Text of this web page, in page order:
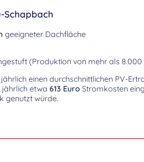
Schapbach
geeigneter Dachfläche
(Produktion von mehr als
einen durchschnittlichen PV-
jährlich etwa 613 Euro Stromkosten
genutzt würde.